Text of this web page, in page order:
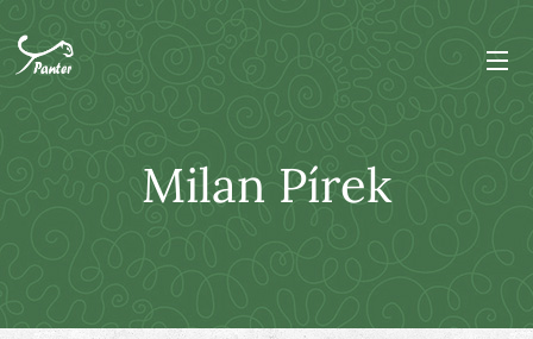
Milan Pírek